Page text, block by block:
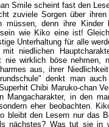
Smile scheint fast den
zuviele Sorgen über
müssen, denn ihre
wie Kiko eine ist!
Unterhaltung für alle
mit niedlichen
nie wirklich böse nehmen,
aus, ihrer
denkt man
Chibi Maruko-chan
Mangacharakter, in den
eher beobachten.
bleibt den Lesern nur das
nächstes? Was tut sie in